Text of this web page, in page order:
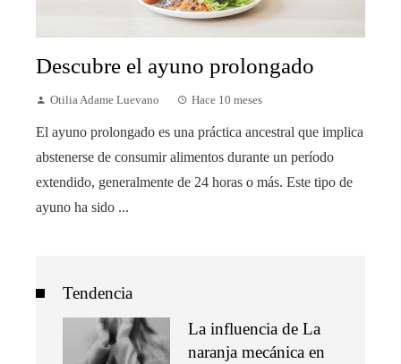
Descubre el ayuno prolongado
Otilia Adame Luevano Hace 10 meses
El ayuno prolongado es una práctica ancestral que implica
abstenerse de consumir alimentos durante un período
extendido, generalmente de 24 horas o más. Este tipo de
ayuno ha sido ...
Tendencia
La influencia de La
naranja mecánica en